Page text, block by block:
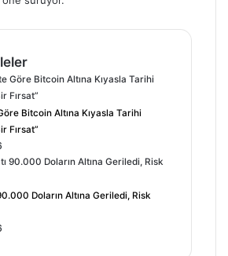
Bitcoin Altına Kıyasla Tarihi
Fırsat”
Doların Altına Geriledi, Risk